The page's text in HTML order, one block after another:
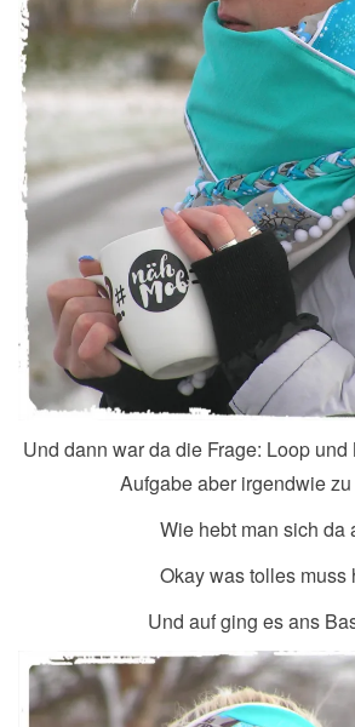
Und dann war da die Frage: Loop
Aufgabe aber irgendwie
Wie hebt man sich da
Okay was tolles muss
Und auf ging es ans